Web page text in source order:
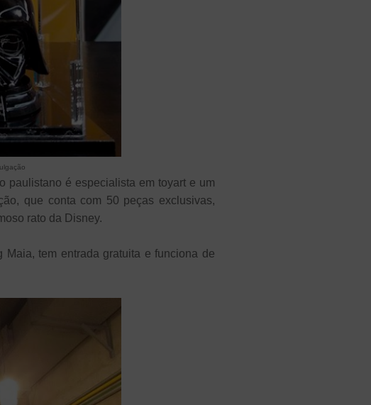
paulistano é especialista em toyart e um
que conta com 50 peças exclusivas,
rato da Disney.
tem entrada gratuita e funciona de